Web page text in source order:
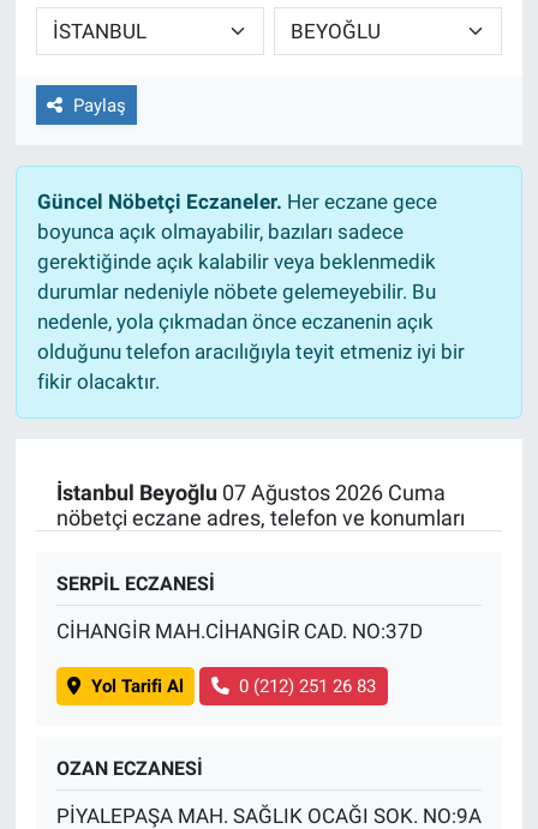
Paylaş
Güncel Nöbetçi Eczaneler. Her eczane gece
boyunca açık olmayabilir, bazıları sadece
gerektiğinde açık kalabilir veya beklenmedik
durumlar nedeniyle nöbete gelemeyebilir. Bu
nedenle, yola çıkmadan önce eczanenin açık
olduğunu telefon aracılığıyla teyit etmeniz iyi bir
fikir olacaktır.
İstanbul Beyoğlu07 Ağustos 2026 Cuma
nöbetçi eczane adres, telefon ve konumları
SERPİL ECZANESİ
CİHANGİR MAH.CİHANGİR CAD. NO:37D
Yol Tarifi Al 0 (212) 251 26 83
OZAN ECZANESİ
PİYALEPAŞA MAH. SAĞLIK OCAĞI SOK. NO:9A
TEKNOLOJİ
Dünya
İlçeler
MAGAZİN
Bilim, Teknoloji
ASAYİŞ
EĞİTİM
BİLİM VE TEKNOLOJİ